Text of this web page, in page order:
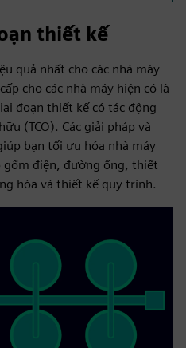
thiết kế
quả nhất cho các nhà máy
cho các nhà máy hiện có là
đoạn thiết kế có tác động
(TCO). Các giải pháp và
bạn tối ưu hóa nhà máy
điện, đường ống, thiết
hóa và thiết kế quy trình.